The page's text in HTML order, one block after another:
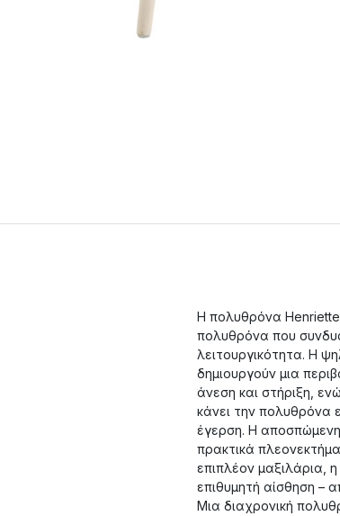
Η πολυθρόνα Henriette
πολυθρόνα που
λειτουργικότητα. Η
δημιουργούν μια
άνεση και στήριξη,
κάνει την πολυθρόνα
έγερση. Η
πρακτικά
επιπλέον μαξιλάρια,
επιθυμητή αίσθηση –
Μια διαχρονική